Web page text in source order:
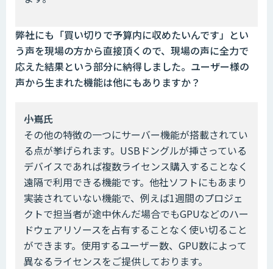
――弊社にも「買い切りで予算内に収めたいんです」とい
う声を現場の方から直接頂くので、現場の声に全力で
応えた結果という部分に納得しました。ユーザー様の
声から生まれた機能は他にもありますか？
――小嶌氏
その他の特徴の一つにサーバー機能が搭載されてい
る点が挙げられます。USBドングルが挿さっている
デバイスであれば複数ライセンス購入することなく
遠隔で利用できる機能です。他社ソフトにもあまり
実装されていない機能で、例えば1週間のプロジェ
クトで担当者が途中休んだ場合でもGPUなどのハー
ドウェアリソースを占有することなく使い切ること
ができます。使用するユーザー数、GPU数によって
異なるライセンスをご提供しております。